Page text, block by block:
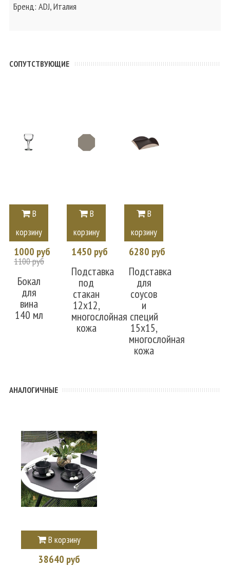
Бренд: ADJ, Италия
CОПУТСТВУЮЩИЕ
В
корзину
1000 руб
1100 руб
Бокал
для
вина
140 мл
В
корзину
1450 руб
Подставка
под
стакан
12x12,
многослойная
кожа
В
корзину
6280 руб
Подставка
для
соусов
и
специй
15x15,
многослойная
кожа
АНАЛОГИЧНЫЕ
В корзину
38640 руб